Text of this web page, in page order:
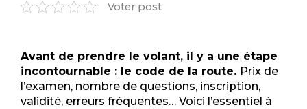
Voter post
Avant de prendre le volant, il y a une étape
incontournable : le code de la route. Prix de
l’examen, nombre de questions, inscription,
validité, erreurs fréquentes… Voici l’essentiel à